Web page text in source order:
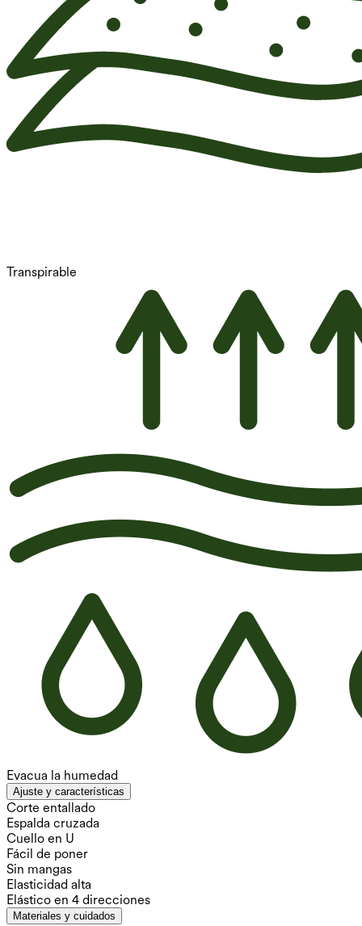
Transpirable
Evacua la humedad
Ajuste y características
Corte entallado
Espalda cruzada
Cuello en U
Fácil de poner
Sin mangas
Elasticidad alta
Elástico en 4 direcciones
Materiales y cuidados